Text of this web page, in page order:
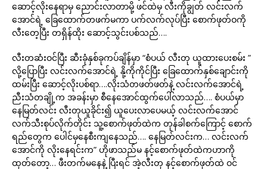
ဆောင့်လိုးနေရာမှ ညောင်းလာတာမို့ ဖင်ထဲမှ လီးကိုချွတ် လင်းလက်
အောင်ရဲ့ ခြေထောက်တဖက်မကာ ပက်လက်လုပ်ပြီး စောက်ဖုတ်ဝကို
လီးတေ့ပြီး တရှိန်ထိုး ဆောင့်သွင်းပစ်သည်….
လီးတဆံးဝင်ပြီး ဆီးခုံနှစ်ခုကပ်ချိန်မှာ “စံပယ် လီးတု ယူထားပေးစမ်း ”
လို့ပြောပြီး လင်းလက်အောင်ရဲ့ နို့ကိုကိုင်ပြီး ခြေထောက်နှစ်ချောင်းကို
ထမ်းပြီး ဆောင့်လိုးပစ်ရာ….လိုးသံတဖတ်ဖတ်နဲ့ လင်းလက်အောင်ရဲ့
ညီးသံတချို့က အခန်းမှာ စီနေအောင်ထွက်ပေါ်လာသည်…. စံပယ်မှာ
နေမြတ်လင်း လီးတုယူခိုင်း၍ ယူပေးလာပေမယ့် လင်းလက်အောင်
လက်သီးစုပ်လိုက်တိုင်း သူ့စောက်ဖုတ်ထဲက တုန်ခါစက်ကြောင့် စောက်
ရည်တွေက ပေါင်မှနေစီးကျနေသည်…. နေမြတ်လင်းက… လင်းလက်
အောင်ကို လိုးနေရင်းက” ဟိုဖာသည်မ နင့်စောက်ဖုတ်ထဲကဟာကို
ထုတ်တော့… ဖီးတက်မနေနဲ့ ပြီးရင် အဲ့လီးတု နင့်စောက်ဖုတ်ထဲ ဝင်